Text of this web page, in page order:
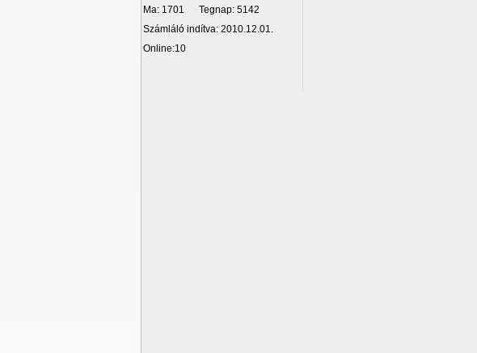
Ma: 1701
Tegnap: 5142
Számláló indítva: 2010.12.01.
Online:10